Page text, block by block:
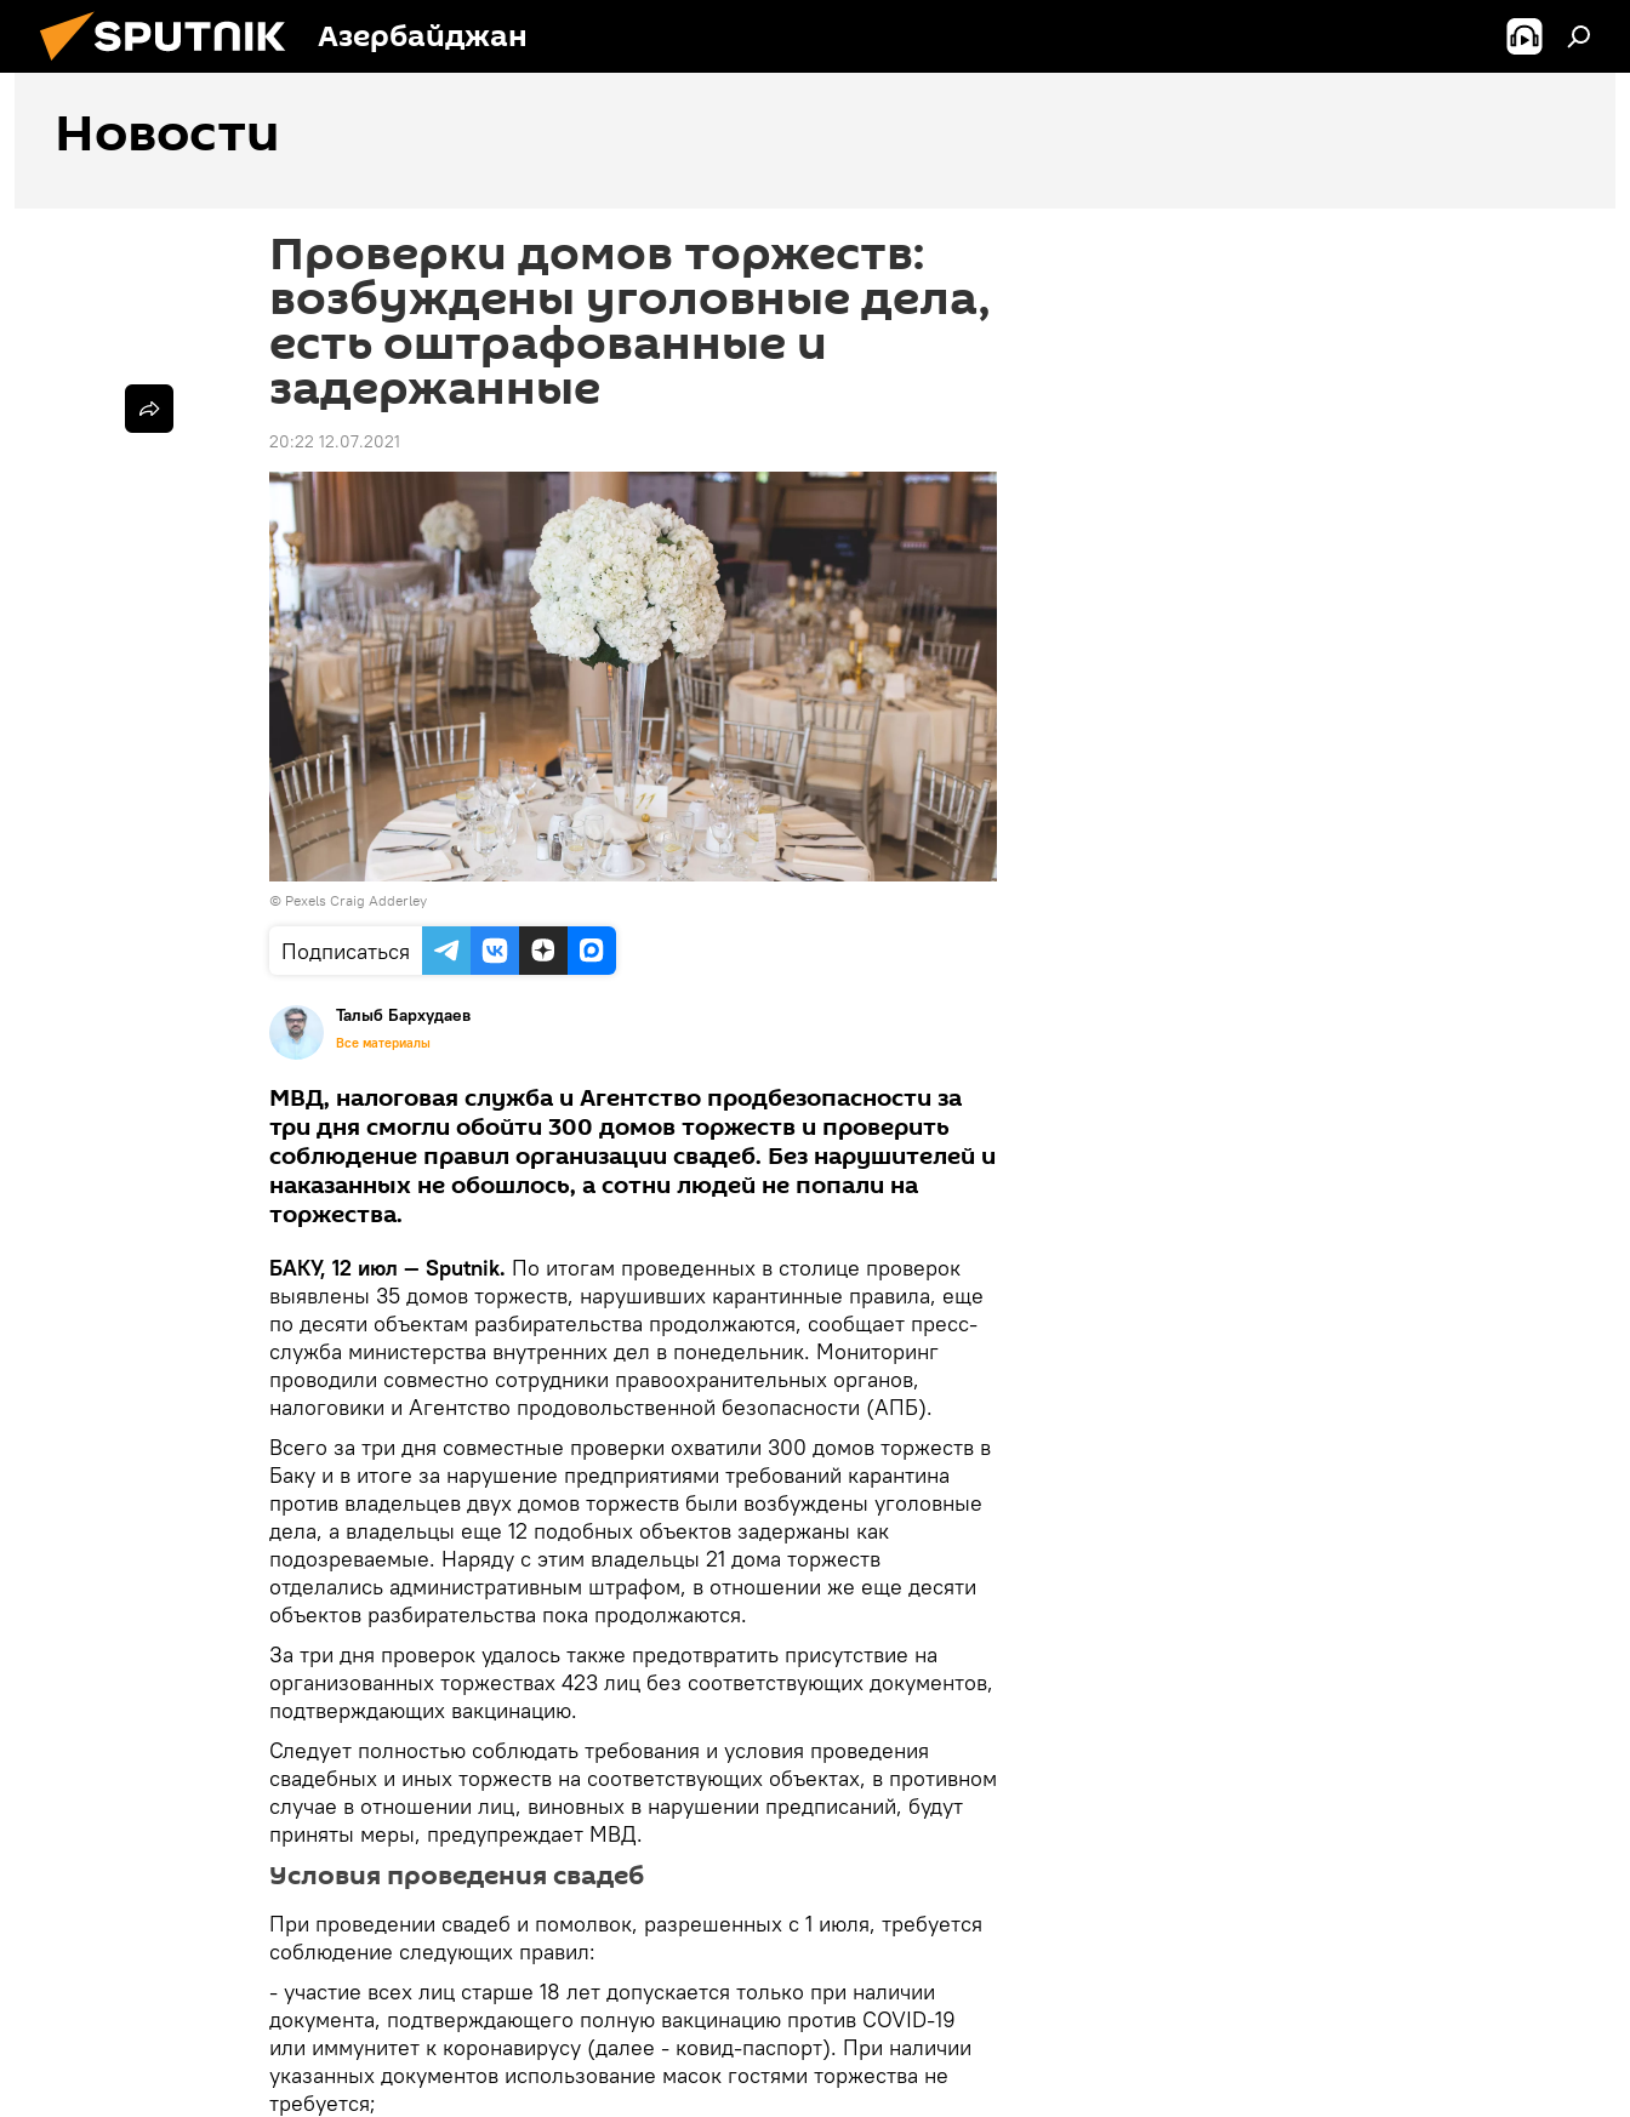
Азербайджан
Новости
Проверки домов торжеств:
возбуждены уголовные дела,
есть оштрафованные и
задержанные
20:22 12.07.2021
© Pexels Craig Adderley
Подписаться
Талыб Бархудаев
Все материалы
МВД, налоговая служба и Агентство продбезопасности за
три дня смогли обойти 300 домов торжеств и проверить
соблюдение правил организации свадеб. Без нарушителей и
наказанных не обошлось, а сотни людей не попали на
торжества.
БАКУ, 12 июл — Sputnik. По итогам проведенных в столице проверок
выявлены 35 домов торжеств, нарушивших карантинные правила, еще
по десяти объектам разбирательства продолжаются, сообщает пресс-
служба министерства внутренних дел в понедельник. Мониторинг
проводили совместно сотрудники правоохранительных органов,
налоговики и Агентство продовольственной безопасности (АПБ).
Всего за три дня совместные проверки охватили 300 домов торжеств в
Баку и в итоге за нарушение предприятиями требований карантина
против владельцев двух домов торжеств были возбуждены уголовные
дела, а владельцы еще 12 подобных объектов задержаны как
подозреваемые. Наряду с этим владельцы 21 дома торжеств
отделались административным штрафом, в отношении же еще десяти
объектов разбирательства пока продолжаются.
За три дня проверок удалось также предотвратить присутствие на
организованных торжествах 423 лиц без соответствующих документов,
подтверждающих вакцинацию.
Следует полностью соблюдать требования и условия проведения
свадебных и иных торжеств на соответствующих объектах, в противном
случае в отношении лиц, виновных в нарушении предписаний, будут
приняты меры, предупреждает МВД.
Условия проведения свадеб
При проведении свадеб и помолвок, разрешенных с 1 июля, требуется
соблюдение следующих правил:
- участие всех лиц старше 18 лет допускается только при наличии
документа, подтверждающего полную вакцинацию против COVID-19
или иммунитет к коронавирусу (далее - ковид-паспорт). При наличии
указанных документов использование масок гостями торжества не
требуется;